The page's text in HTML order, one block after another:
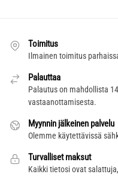
Toimitus
Ilmainen toimitus
Palauttaa
Palautus on mahdollista
vastaanottamisesta.
Myynnin jälkeinen palvelu
Olemme käytettävissä
Turvalliset maksut
Kaikki tietosi ovat